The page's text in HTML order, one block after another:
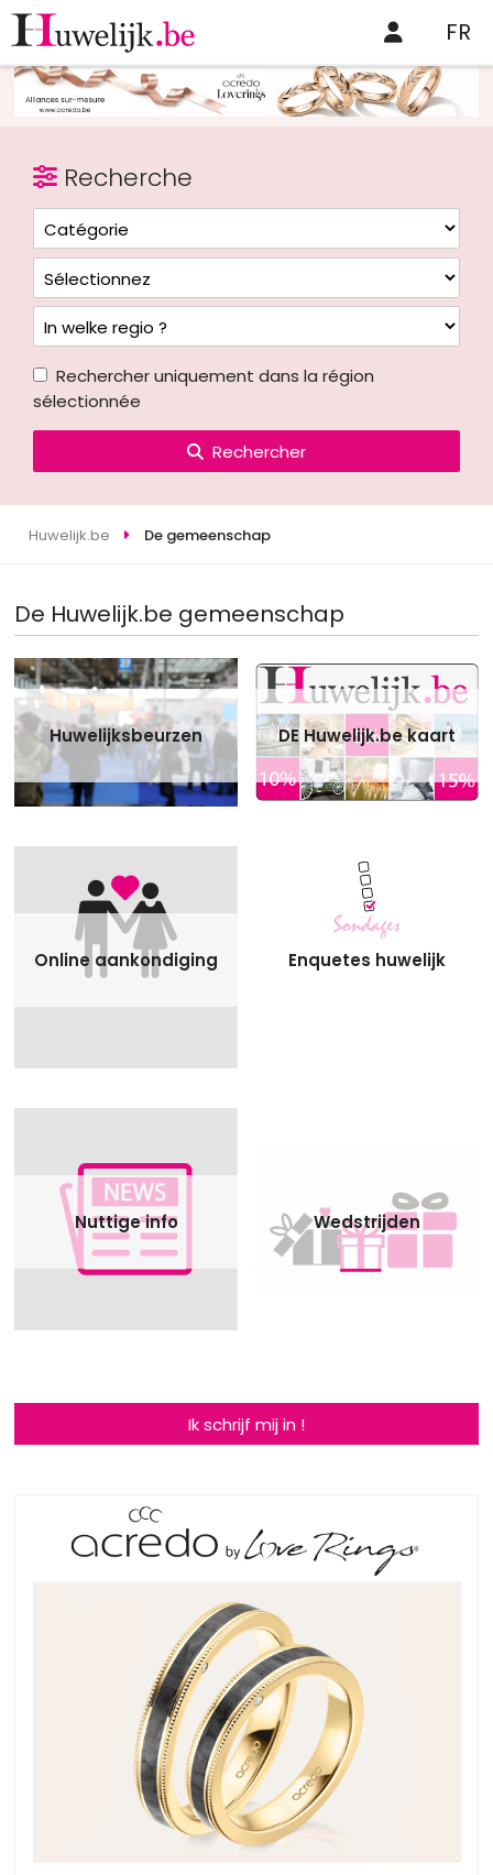
FR
Recherche
Rechercher uniquement dans la région
sélectionnée
Rechercher
Huwelijk.be De gemeenschap
De Huwelijk.be gemeenschap
Huwelijksbeurzen DE Huwelijk.be kaart
Online aankondiging Enquetes huwelijk
Nuttige info Wedstrijden
Ik schrijf mij in !